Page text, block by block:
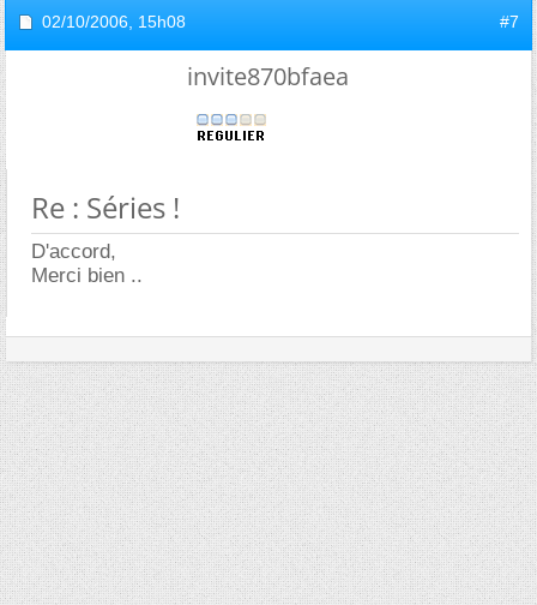
02/10/2006, 15h08 #7
invite870bfaea
Re : Séries !
D'accord,
Merci bien ..